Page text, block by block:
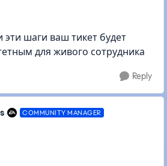
шаги ваш тикет будет
для живого сотрудника
Reply
COMMUNITY MANAGER